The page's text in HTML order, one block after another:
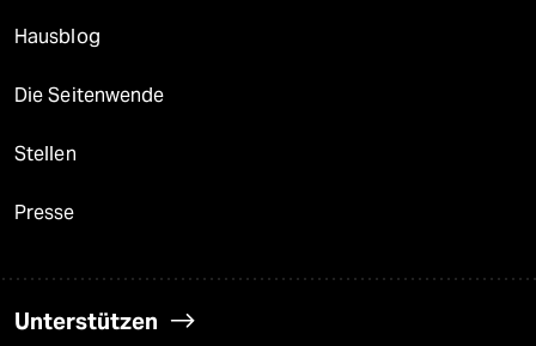
Hausblog
Die Seitenwende
Stellen
Presse
Unterstützen